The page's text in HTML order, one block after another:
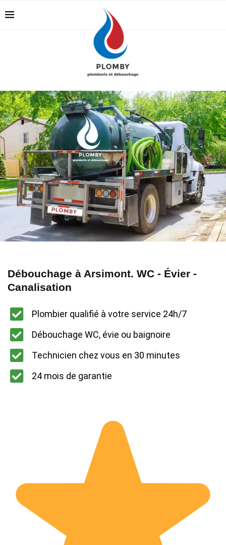
Débouchage à Arsimont. WC - Évier -
Canalisation
Plombier qualifié à votre service 24h/7
Débouchage WC, évie ou baignoire
Technicien chez vous en 30 minutes
24 mois de garantie